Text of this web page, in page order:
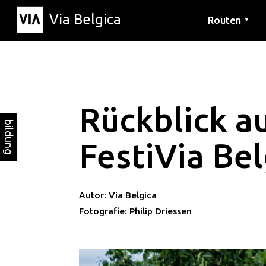
Via Belgica Routen ▼
bildung
Rückblick
FestiVia
Autor: Via Belgica
Fotografie: Philip Driessen